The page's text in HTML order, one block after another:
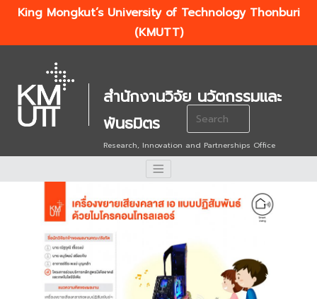
King Mongkut’s University of Technology Thonburi
(KMUTT)
สำนักงานวิจัย นวัตกรรมและ
พันธมิตร
Research, Innovation and Partnerships Office
Search
for: